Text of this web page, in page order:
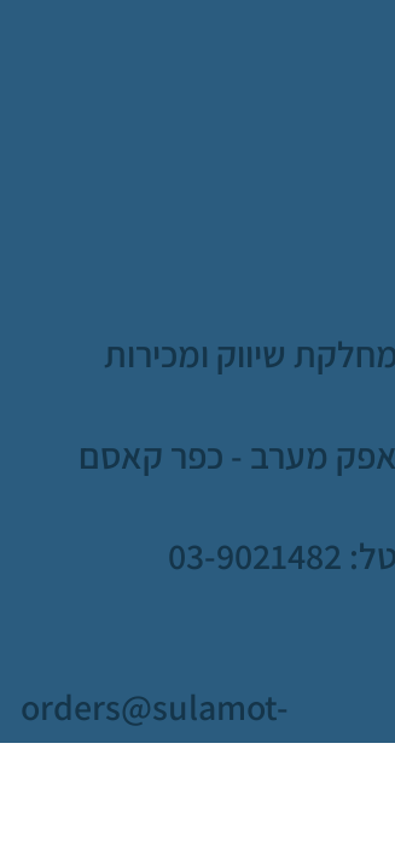
מחלקת שיווק ומכירות
אפק מערב - כפר קאסם
טל: 03-9021482
orders@sulamot-
hagit.co.il